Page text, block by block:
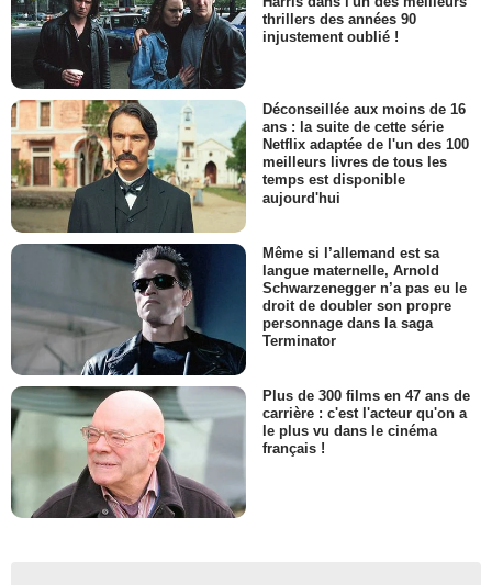
thrillers des années 90
injustement oublié !
Déconseillée aux moins de 16
ans : la suite de cette série
Netflix adaptée de l'un des 100
meilleurs livres de tous les
temps est disponible
aujourd'hui
Même si l’allemand est sa
langue maternelle, Arnold
Schwarzenegger n’a pas eu le
droit de doubler son propre
personnage dans la saga
Terminator
Plus de 300 films en 47 ans de
carrière : c'est l'acteur qu'on a
le plus vu dans le cinéma
français !